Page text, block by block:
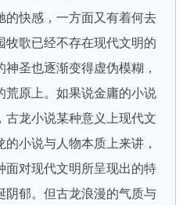
的快感，一方面又有着何去
牧歌已经不存在现代文明的
圣也逐渐变得虚伪模糊，
荒原上。如果说金庸的小说
古龙小说某种意义上现代文
小说与人物本质上来讲，
面对现代文明所呈现出的特
阴郁。但古龙浪漫的气质与